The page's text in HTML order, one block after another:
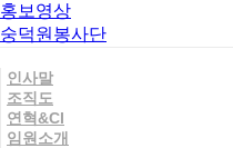
홍보영상
숭덕원봉사단
인사말
조직도
연혁&CI
임원소개